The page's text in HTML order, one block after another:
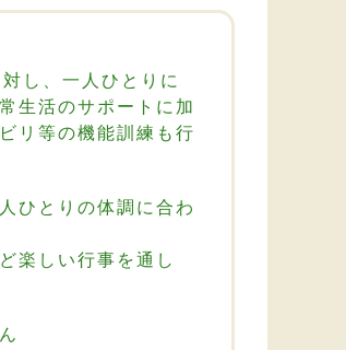
し、一人ひとりに
生活のサポートに加
リ等の機能訓練も行
ひとりの体調に合わ
楽しい行事を通し